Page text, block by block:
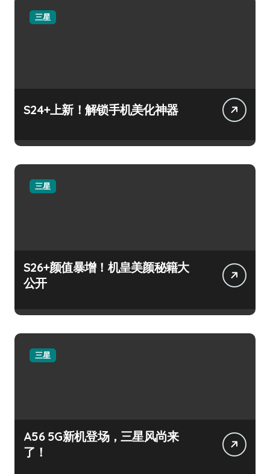
三星
S24+上新！解锁手机美化神器
三星
S26+颜值暴增！机皇美颜秘籍大
公开
三星
A56 5G新机登场，三星风尚来
了！